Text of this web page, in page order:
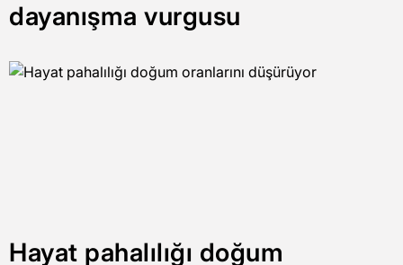
dayanışma vurgusu
Hayat pahalılığı doğum